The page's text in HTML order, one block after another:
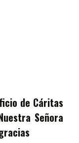
de Cáritas
Señora